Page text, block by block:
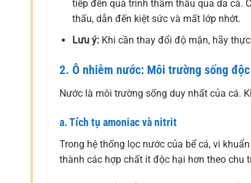
tiếp đến quá trình thẩm thấu qua da cá.
thấu, dẫn đến kiệt sức và mất lớp nhớt.
Lưu ý:Khi cần thay đổi độ mặn, hãy
2. Ô nhiễm nước: Môi trường sống
Nước là môi trường sống duy nhất của cá.
a. Tích tụ amoniac và nitrit
Trong hệ thống lọc nước của bể cá, vi
thành các hợp chất ít độc hại hơn theo chu